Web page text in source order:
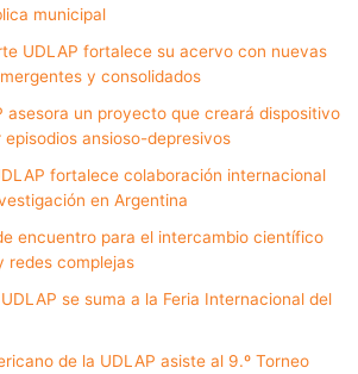
municipal
UDLAP fortalece su acervo con nuevas
y consolidados
asesora un proyecto que creará dispositivo
ansioso-depresivos
fortalece colaboración internacional
en Argentina
encuentro para el intercambio científico
redes complejas
se suma a la Feria Internacional del
de la UDLAP asiste al 9.º Torneo